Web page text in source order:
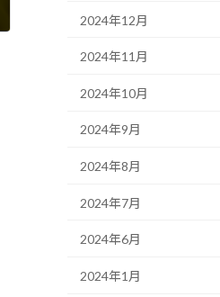
2024年12月
2024年11月
2024年10月
2024年9月
2024年8月
2024年7月
2024年6月
2024年1月